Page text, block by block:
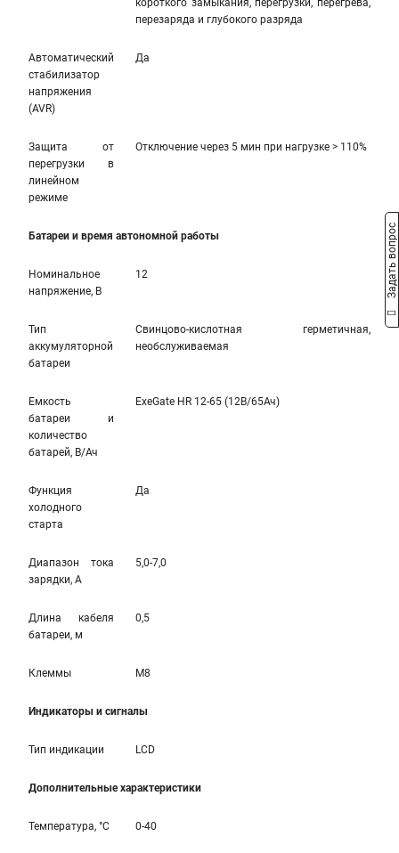
короткого замыкания, перегрузки, перегрева,
перезаряда и глубокого разряда
Автоматический
стабилизатор
напряжения
(AVR)
Да
Защита от
перегрузки в
линейном
режиме
Отключение через 5 мин при нагрузке > 110%
Батареи и время автономной работы
Номинальное
напряжение, В
12
Тип
аккумуляторной
батареи
Свинцово-кислотная герметичная,
необслуживаемая
Емкость
батареи и
количество
батарей, В/Ач
ExeGate HR 12-65 (12В/65Ач)
Функция
холодного
старта
Да
Диапазон тока
зарядки, А
5,0-7,0
Длина кабеля
батареи, м
0,5
Клеммы M8
Индикаторы и сигналы
Тип индикации LCD
Дополнительные характеристики
Температура, °С 0-40
Задать вопрос